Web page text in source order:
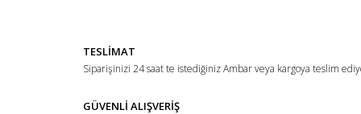
Ürün açıklamasında eksik bilgiler bulunuyor.
Ürün fiyatı diğer sitelerden daha pahalı.
TESLİMAT
Siparişinizi 24 saat te istediğiniz Ambar veya kargoya teslim
GÜVENLİ ALIŞVERİŞ